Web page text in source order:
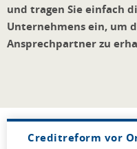
und tragen Sie einfach
Unternehmens ein, um
Ansprechpartner zu
Creditreform vor